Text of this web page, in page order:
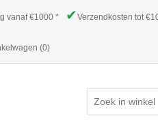
vanaf €1000 * ✔Verzendkosten tot
(0)